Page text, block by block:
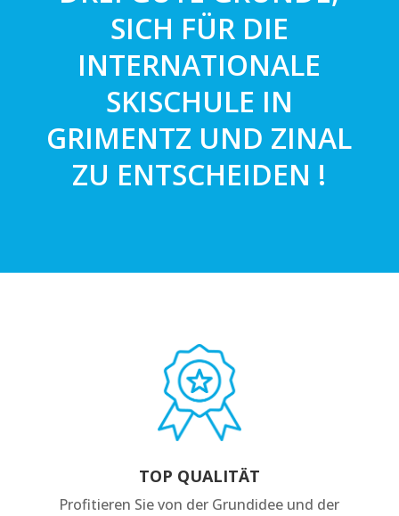
SICH FÜR DIE
INTERNATIONALE
SKISCHULE IN
GRIMENTZ UND ZINAL
ZU ENTSCHEIDEN !
TOP QUALITÄT
Profitieren Sie von der Grundidee und der